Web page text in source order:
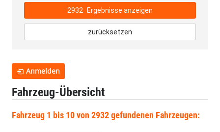
Fahrzeug-Übersicht
Fahrzeug 1 bis 10 von 2932 gefundenen Fahrzeugen:
2932 Ergebnisse anzeigen
zurücksetzen
Anmelden